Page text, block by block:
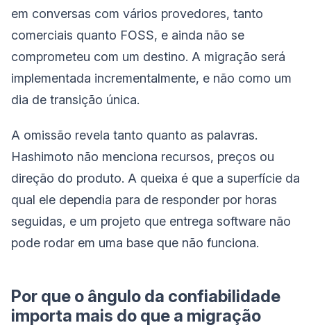
em conversas com vários provedores, tanto
comerciais quanto FOSS, e ainda não se
comprometeu com um destino. A migração será
implementada incrementalmente, e não como um
dia de transição única.
A omissão revela tanto quanto as palavras.
Hashimoto não menciona recursos, preços ou
direção do produto. A queixa é que a superfície da
qual ele dependia para de responder por horas
seguidas, e um projeto que entrega software não
pode rodar em uma base que não funciona.
Por que o ângulo da confiabilidade
importa mais do que a migração